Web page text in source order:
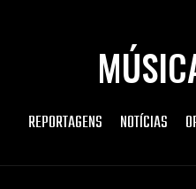
REPORTAGENS NOTÍCIAS